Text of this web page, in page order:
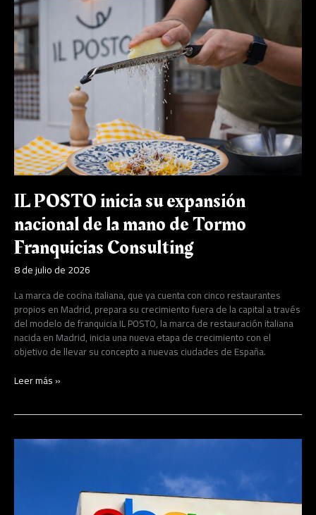
IL POSTO inicia su expansión
nacional de la mano de Tormo
Franquicias Consulting
8 de julio de 2026
La marca de cocina italiana, que ya cuenta con cinco restaurantes
propios en Madrid, prepara su crecimiento fuera de la capital a través
del modelo de franquicia IL POSTO, la marca de restauración italiana
nacida en Madrid, inicia una nueva etapa de crecimiento con el
objetivo de llevar su concepto a nuevas ciudades de España.
IL
POSTO
inicia
su
expansión
nacional
de
la
mano
Tormo
Franquicias
Consulting
Leer más »
Nuevo